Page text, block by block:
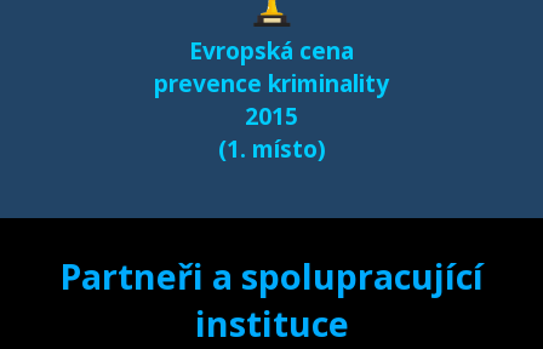
Evropská cena
prevence kriminality
2015
(1. místo)
Partneři a spolupracující
instituce